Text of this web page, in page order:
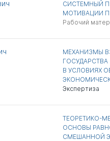
СИСТЕМНЫЙ
МОТИВАЦИИ
Рабочий
МЕХАНИЗМЫ
В УСЛОВИЯХ
Экспертиза
ТЕОРЕТИКО-
ОСНОВЫ
СМЕШАННОЙ